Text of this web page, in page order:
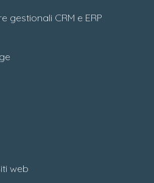
gestionali CRM e ERP
web